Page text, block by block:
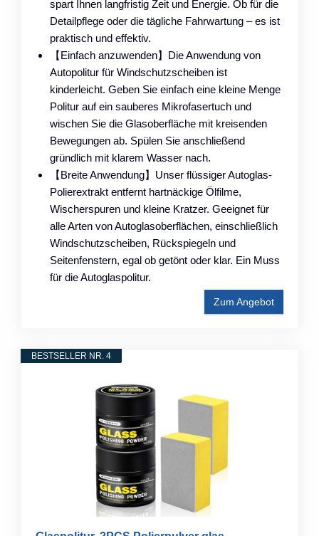
spart Ihnen langfristig Zeit und Energie. Ob für die
Detailpflege oder die tägliche Fahrwartung – es ist
praktisch und effektiv.
【Einfach anzuwenden】Die Anwendung von
Autopolitur für Windschutzscheiben ist
kinderleicht. Geben Sie einfach eine kleine Menge
Politur auf ein sauberes Mikrofasertuch und
wischen Sie die Glasoberfläche mit kreisenden
Bewegungen ab. Spülen Sie anschließend
gründlich mit klarem Wasser nach.
【Breite Anwendung】Unser flüssiger Autoglas-
Polierextrakt entfernt hartnäckige Ölfilme,
Wischerspuren und kleine Kratzer. Geeignet für
alle Arten von Autoglasoberflächen, einschließlich
Windschutzscheiben, Rückspiegeln und
Seitenfenstern, egal ob getönt oder klar. Ein Muss
für die Autoglaspolitur.
Zum Angebot
BESTSELLER NR. 4